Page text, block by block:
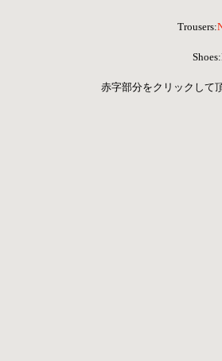
Trousers:
赤字部分をクリックして